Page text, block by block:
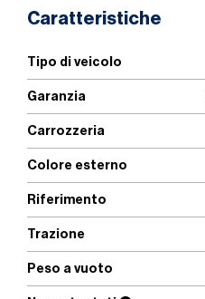
Caratteristiche
Tipo di veicolo
Garanzia
Carrozzeria
Colore esterno
Riferimento
Trazione
Peso a vuoto